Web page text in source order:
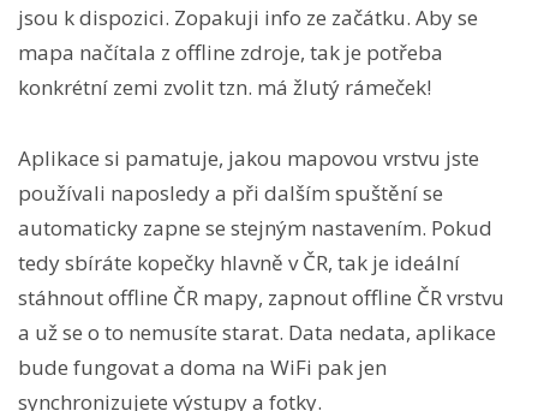
jsou k dispozici. Zopakuji info ze začátku. Aby se
mapa načítala z offline zdroje, tak je potřeba
konkrétní zemi zvolit tzn. má žlutý rámeček!
Aplikace si pamatuje, jakou mapovou vrstvu jste
používali naposledy a při dalším spuštění se
automaticky zapne se stejným nastavením. Pokud
tedy sbíráte kopečky hlavně v ČR, tak je ideální
stáhnout offline ČR mapy, zapnout offline ČR vrstvu
a už se o to nemusíte starat. Data nedata, aplikace
bude fungovat a doma na WiFi pak jen
synchronizujete výstupy a fotky.